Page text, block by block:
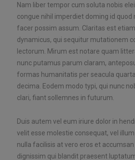
Nam liber tempor cum soluta nobis
congue nihil imperdiet doming id
facer possim assum. Claritas est
dynamicus, qui sequitur mutationem
lectorum. Mirum est notare quam
nunc putamus parum claram,
formas humanitatis per seacula
decima. Eodem modo typi, qui nunc
clari, fiant sollemnes in futurum.
Duis autem vel eum iriure dolor in
velit esse molestie consequat, vel
nulla facilisis at vero eros et
dignissim qui blandit praesent